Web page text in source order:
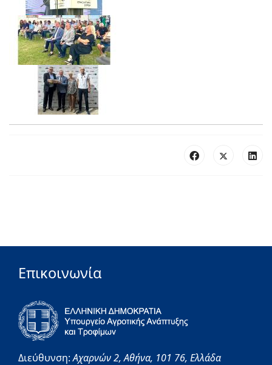
Επικοινωνία
Διεύθυνση:Αχαρνών 2,Αθήνα, 101 76, Ελλάδα